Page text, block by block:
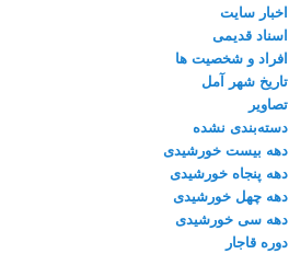
اخبار سایت
اسناد قدیمی
افراد و شخصیت ها
تاریخ شهر آمل
تصاویر
دسته‌بندی نشده
دهه بیست خورشیدی
دهه پنجاه خورشیدی
دهه چهل خورشیدی
دهه سی خورشیدی
دوره قاجار